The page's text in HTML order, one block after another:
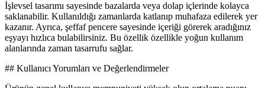
İşlevsel tasarımı sayesinde bazalarda veya dolap içlerinde kolayca
saklanabilir. Kullanıldığı zamanlarda katlanıp muhafaza edilerek yer
kazanır. Ayrıca, şeffaf pencere sayesinde içeriği görerek aradığınız
eşyayı hızlıca bulabilirsiniz. Bu özellik özellikle yoğun kullanım
alanlarında zaman tasarrufu sağlar.
## Kullanıcı Yorumları ve Değerlendirmeler